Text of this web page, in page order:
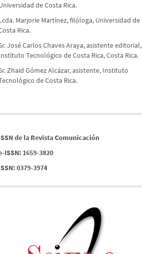
de Costa Rica.
Marjorie Martínez, filóloga, Universidad de
Rica.
José Carlos Chaves Araya, asistente editorial,
Tecnológico de Costa Rica, Costa Rica.
Zhaid Gómez Alcázar, asistente, Instituto
de Costa Rica.
de la Revista Comunicación
ISSN: 1659-3820
0379-3974